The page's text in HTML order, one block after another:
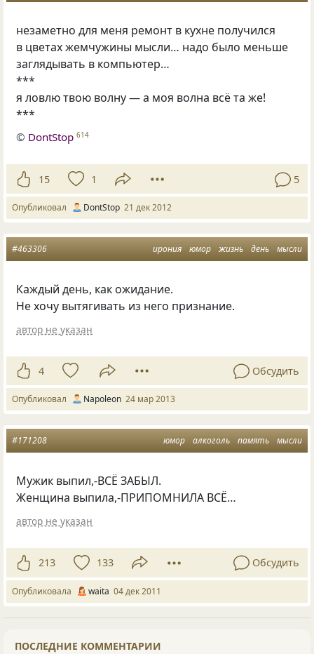
незаметно для меня ремонт в кухне получился
в цветах жемчужины мысли… надо было меньше
заглядывать в компьютер…
***
я ловлю твою волну — а моя волна всё та же!
***
© DontStop 614
15 1 5
Опубликовал DontStop 21 дек 2012
ирония юмор жизнь день мысли
#463306
Каждый день, как ожидание.
Не хочу вытягивать из него признание.
автор не указан
4 Обсудить
Опубликовал Napoleon 24 мар 2013
юмор алкоголь память мысли
#171208
Мужик выпил,-ВСЁ ЗАБЫЛ.
Женщина выпила,-ПРИПОМНИЛА ВСЁ…
автор не указан
213 133 Обсудить
Опубликовала waita 04 дек 2011
ПОСЛЕДНИЕ КОММЕНТАРИИ